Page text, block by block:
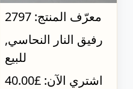
معرّف المنتج: 2797
رفيق النار النحاسي,
للبيع
اشتري الآن: £40.00